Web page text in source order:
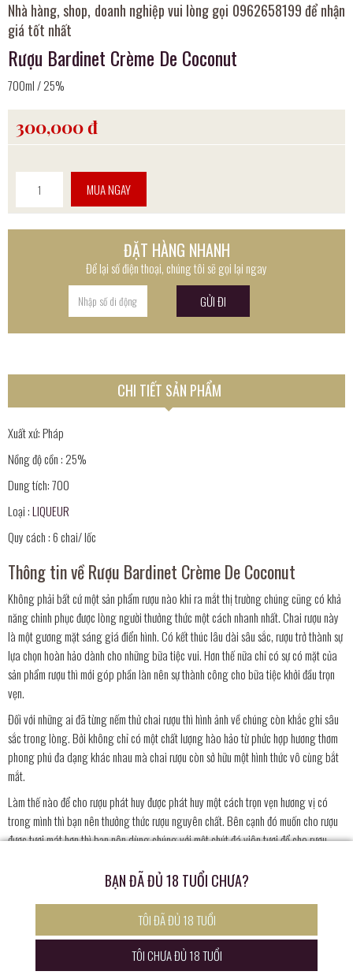
Nhà hàng, shop, doanh nghiệp vui lòng gọi 0962658199 để nhận
giá tốt nhất
Rượu Bardinet Crème De Coconut
700ml / 25%
300,000 đ
MUA NGAY
ĐẶT HÀNG NHANH
Để lại số điện thoại, chúng tôi sẽ gọi lại ngay
CHI TIẾT SẢN PHẨM
Xuất xứ: Pháp
Nồng độ cồn : 25%
Dung tích: 700
Loại :LIQUEUR
Quy cách : 6 chai/ lốc
Thông tin về Rượu Bardinet Crème De Coconut
Không phải bất cứ một sản phẩm rượu nào khi ra mắt thị trường chúng cũng có khả
năng chinh phục được lòng người thưởng thức một cách nhanh nhất. Chai rượu này
là một gương mặt sáng giá điển hình. Có kết thúc lâu dài sâu sắc, rượu trở thành sự
lựa chọn hoàn hảo dành cho những bữa tiệc vui. Hơn thế nữa chỉ có sự có mặt của
sản phẩm rượu thì mới góp phần làn nên sự thành công cho bữa tiệc khởi đầu trọn
vẹn.
Đối với những ai đã từng nếm thử chai rượu thì hình ảnh về chúng còn khắc ghi sâu
sắc trong lòng. Bởi không chỉ có một chất lượng hào hảo từ phức hợp hương thơm
phong phú đa dạng khác nhau mà chai rượu còn sở hữu một hình thức vô cùng bắt
mắt.
Làm thế nào để cho rượu phát huy được phát huy một cách trọn vẹn hương vị có
trong mình thì bạn nên thưởng thức rượu nguyên chất. Bên cạnh đó muốn cho rượu
được tươi mát hơn thì bạn nên dùng chúng với một chút đá viên tươi để cho rượu
Chỉ cần nếm thử rượu 1lần thì một hình ảnh đẹp về chúng chẳng bao giờ có thể bị
lãng quên đi. Đề từ đó hễ nhắc đến rượu của Pháp thì chúng ta nghĩ ngay đến cái
BẠN ĐÃ ĐỦ 18 TUỔI CHƯA?
TÔI ĐÃ ĐỦ 18 TUỔI
TÔI CHƯA ĐỦ 18 TUỔI